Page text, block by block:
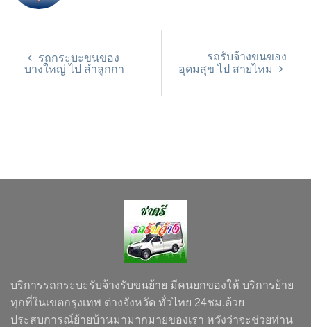
รถกระบะขนของ
บางใหญ่ ไป ลำลูกกา
รถรับจ้างขนของ
อุดมสุข ไป สายไหม
บริการรถกระบะรับจ้างรับขนย้าย มีคนยกของให้ บริการย้าย
ทุกที่ในเขตกรุงเทพ ต่างจังหวัด ทั่วไทย 24ชม.ด้วย
ประสบการณ์ย้ายบ้านมามากมายของเรา หวังว่าจะช่วยท่าน